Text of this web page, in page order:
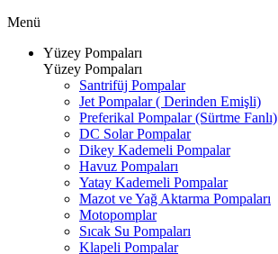
Menü
Yüzey Pompaları
Yüzey Pompaları
Santrifüj Pompalar
Jet Pompalar ( Derinden Emişli)
Preferikal Pompalar (Sürtme Fanlı)
DC Solar Pompalar
Dikey Kademeli Pompalar
Havuz Pompaları
Yatay Kademeli Pompalar
Mazot ve Yağ Aktarma Pompaları
Motopomplar
Sıcak Su Pompaları
Klapeli Pompalar